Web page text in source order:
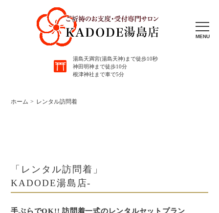
MENU
湯島天満宮(湯島天神)まで徒歩10秒
神田明神まで徒歩10分
根津神社まで車で5分
ホーム レンタル訪問着
「レンタル訪問着」
KADODE湯島店-
手ぶらでOK!! 訪問着一式のレンタルセットプラン